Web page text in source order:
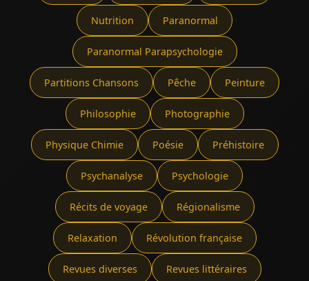
Nutrition Paranormal
Paranormal Parapsychologie
Partitions Chansons Pêche Peinture
Philosophie Photographie
Physique Chimie Poésie Préhistoire
Psychanalyse Psychologie
Récits de voyage Régionalisme
Relaxation Révolution française
Revues diverses Revues littéraires